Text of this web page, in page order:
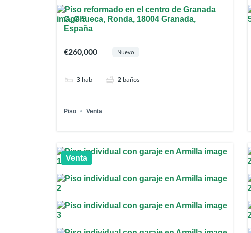
C. Chueca, Ronda, 18004 Granada,
España
€260,000 Nuevo
3 hab 2 baños
Piso Venta
Venta